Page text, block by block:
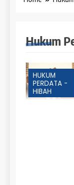
Hukum
HUKUM
PERDATA -
HIBAH